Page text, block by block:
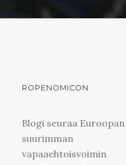
ROPENOMICON
Blogi seuraa Euroopan
suurimman
vapaaehtoisvoimin